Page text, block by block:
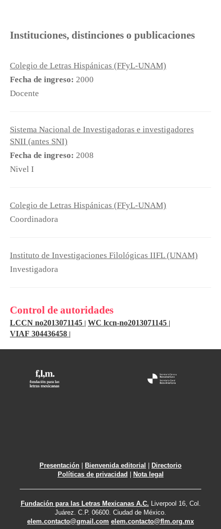
Instituciones, distinciones o publicaciones
Colegio de Letras Hispánicas (FFyL-UNAM)
Fecha de ingreso: 2000
Docente
Sistema Nacional de Investigadoras e investigadores
SNII (antes SNI)
Fecha de ingreso: 2008
Nivel I
Colegio de Letras Hispánicas (FFyL-UNAM)
Coordinadora
Instituto de Investigaciones Filológicas IIFL (UNAM)
Investigadora
Control de autoridades
LCCN no2013071145 WC lccn-no2013071145
VIAF 304436458
Presentación Bienvenida editorial
Directorio
Políticas de privacidad
Nota legal
Fundación para las Letras Mexicanas A.C. Liverpool 16, Col.
Juárez. C.P. 06600. Ciudad de México.
elem.contacto@gmail.com elem.contacto@flm.org.mx